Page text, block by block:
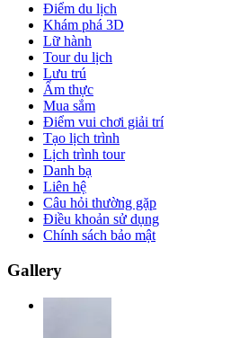
Điểm du lịch
Khám phá 3D
Lữ hành
Tour du lịch
Lưu trú
Ẩm thực
Mua sắm
Điểm vui chơi giải trí
Tạo lịch trình
Lịch trình tour
Danh bạ
Liên hệ
Câu hỏi thường gặp
Điều khoản sử dụng
Chính sách bảo mật
Gallery